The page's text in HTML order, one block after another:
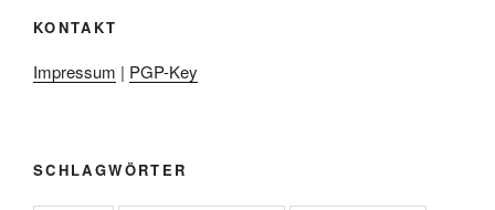
KONTAKT
Impressum | PGP-Key
SCHLAGWÖRTER